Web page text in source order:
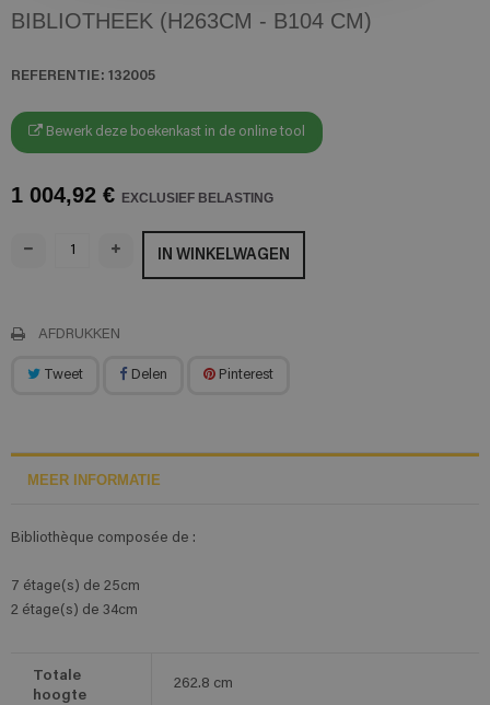
BIBLIOTHEEK (H263CM - B104 CM)
REFERENTIE: 132005
Bewerk deze boekenkast in de online tool
1 004,92 € EXCLUSIEF BELASTING
IN WINKELWAGEN
AFDRUKKEN
Tweet Delen Pinterest
MEER INFORMATIE
Bibliothèque composée de :
7 étage(s) de 25cm
2 étage(s) de 34cm
Totale
hoogte
262.8 cm